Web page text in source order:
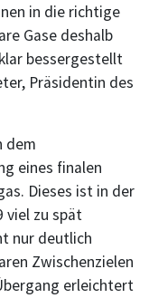
in die richtige
Gase deshalb
bessergestellt
Präsidentin des
dem
eines finalen
Dieses ist in der
viel zu spät
nur deutlich
Zwischenzielen
erleichtert